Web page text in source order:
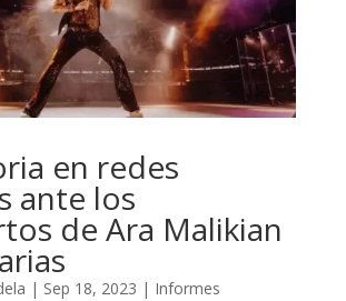
en redes
ante los
de Ara Malikian
| Sep 18, 2023 | Informes